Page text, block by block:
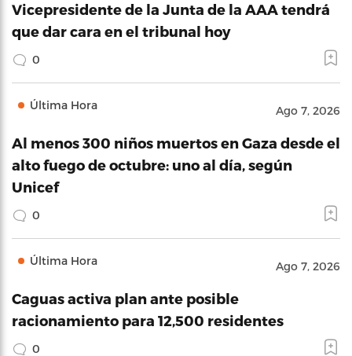
Vicepresidente de la Junta de la AAA tendrá
que dar cara en el tribunal hoy
0
Última Hora Ago 7, 2026
Al menos 300 niños muertos en Gaza desde el
alto fuego de octubre: uno al día, según
Unicef
0
Última Hora Ago 7, 2026
Caguas activa plan ante posible
racionamiento para 12,500 residentes
0